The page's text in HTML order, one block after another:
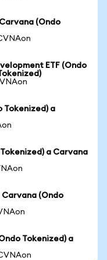
(Ondo
ETF (Ondo
Tokenized) a
Tokenized) a Carvana
(Ondo
Tokenized) a